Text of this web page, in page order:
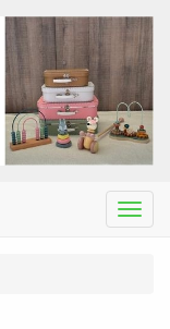
Menu